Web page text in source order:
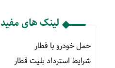
لینک های مفید
حمل خودرو با قطار
شرایط استرداد بلیت قطار